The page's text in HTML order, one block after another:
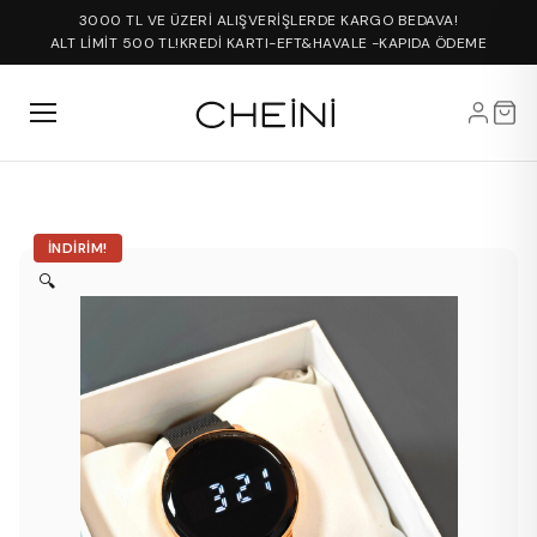
3000 TL VE ÜZERİ ALIŞVERİŞLERDE KARGO BEDAVA!
ALT LİMİT 500 TL!KREDİ KARTI-EFT&HAVALE -KAPIDA ÖDEME
İNDIRIM!
🔍